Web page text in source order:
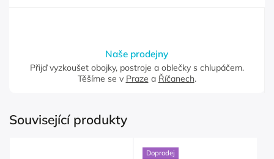
Naše prodejny
Přijď vyzkoušet obojky, postroje a oblečky s chlupáčem.
Těšíme se v Praze a Říčanech.
Související produkty
Doprodej